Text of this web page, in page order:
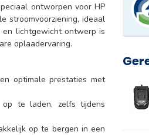
ontworpen voor HP
stroomvoorziening, ideaal
en lichtgewicht ontwerp is
oplaadervaring.
optimale prestaties met
te laden, zelfs tijdens
op te bergen in een